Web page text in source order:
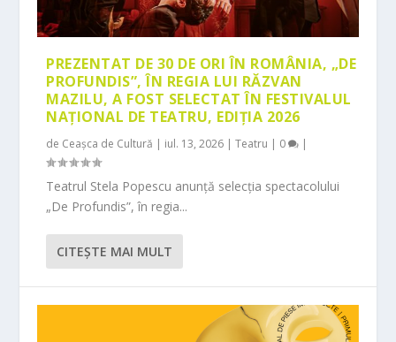
PREZENTAT DE 30 DE ORI ÎN ROMÂNIA, „DE
PROFUNDIS”, ÎN REGIA LUI RĂZVAN
MAZILU, A FOST SELECTAT ÎN FESTIVALUL
NAȚIONAL DE TEATRU, EDIȚIA 2026
de Ceașca de Cultură | iul. 13, 2026 |Teatru | 0 |
Teatrul Stela Popescu anunță selecția spectacolului
„De Profundis”, în regia...
CITEŞTE MAI MULT